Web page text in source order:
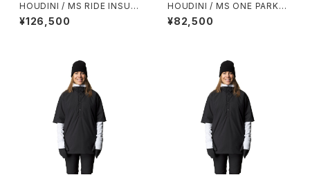
HOUDINI / MS RIDE INSULA
TED JACKET
¥126,500
HOUDINI / MS ONE PARKA I
I¥82,500